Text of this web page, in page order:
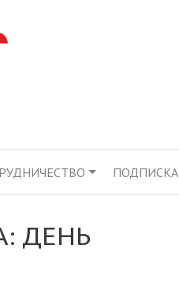
ПОДПИСКА
ДЕНЬ